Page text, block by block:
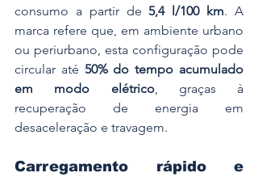
consumo a partir de 5,4 l/100 km. A
marca refere que, em ambiente urbano
ou periurbano, esta configuração pode
circular até 50% do tempo acumulado
em modo elétrico, graças à
recuperação de energia em
desaceleração e travagem.
Carregamento rápido e